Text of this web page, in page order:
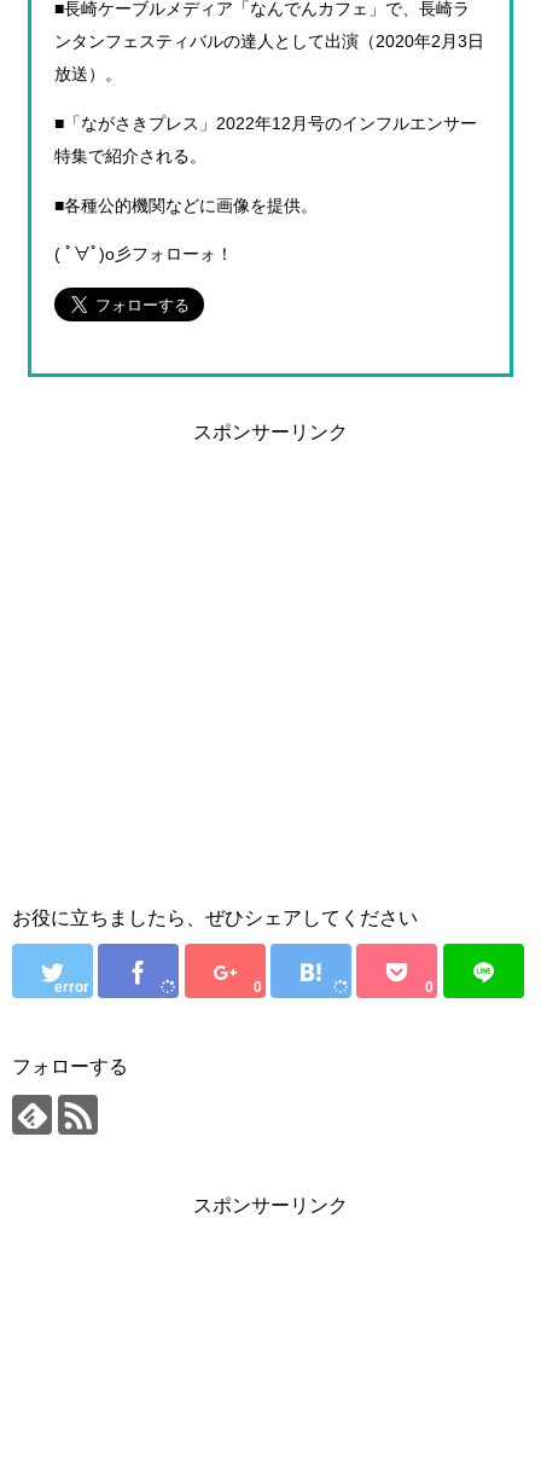
■長崎ケーブルメディア「なんでんカフェ」で、長崎ラ
ンタンフェスティバルの達人として出演（2020年2月3日
放送）。
■「ながさきプレス」2022年12月号のインフルエンサー
特集で紹介される。
■各種公的機関などに画像を提供。
( ﾟ∀ﾟ)o彡フォローォ！
スポンサーリンク
お役に立ちましたら、ぜひシェアしてください
error 0 0
フォローする
スポンサーリンク